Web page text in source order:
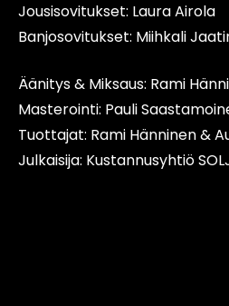
Jousisovitukset: Laura Airola
Banjosovitukset: Miihkali
Äänitys & Miksaus: Rami
Masterointi: Pauli
Tuottajat: Rami Hänninen &
Julkaisija: Kustannusyhtiö